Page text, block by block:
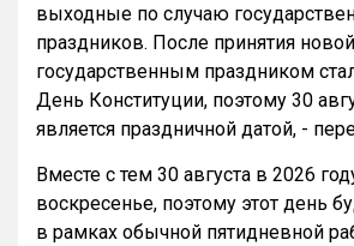
выходные по случаю
праздников. После принятия
государственным праздником
День Конституции, поэтому 30
является праздничной датой, -
Вместе с тем 30 августа в 2026
воскресенье, поэтому этот день
в рамках обычной пятидневной